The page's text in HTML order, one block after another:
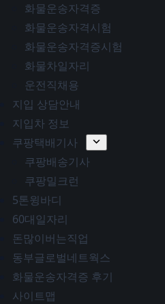
화물운송자격증
화물운송자격시험
화물운송자격증시험
화물차일자리
운전직채용
지입 상담안내
지입차 정보
쿠팡택배기사
쿠팡배송기사
쿠팡밀크런
5톤윙바디
60대일자리
돈많이버는직업
동부글로벌네트웍스
화물운송자격증 후기
사이트맵